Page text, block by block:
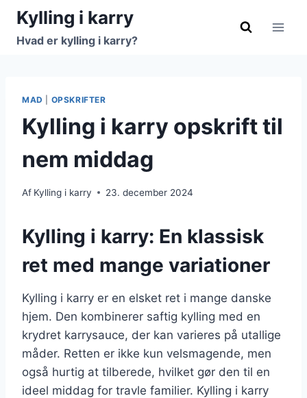
Fortsæt
indhold
Kylling i karry
Hvad er kylling i karry?
MAD OPSKRIFTER
Kylling i karry opskrift til
nem middag
Af Kylling i karry 23. december 2024
Kylling i karry: En klassisk
ret med mange variationer
Kylling i karry er en elsket ret i mange danske
hjem. Den kombinerer saftig kylling med en
krydret karrysauce, der kan varieres på utallige
måder. Retten er ikke kun velsmagende, men
også hurtig at tilberede, hvilket gør den til en
ideel middag for travle familier. Kylling i karry